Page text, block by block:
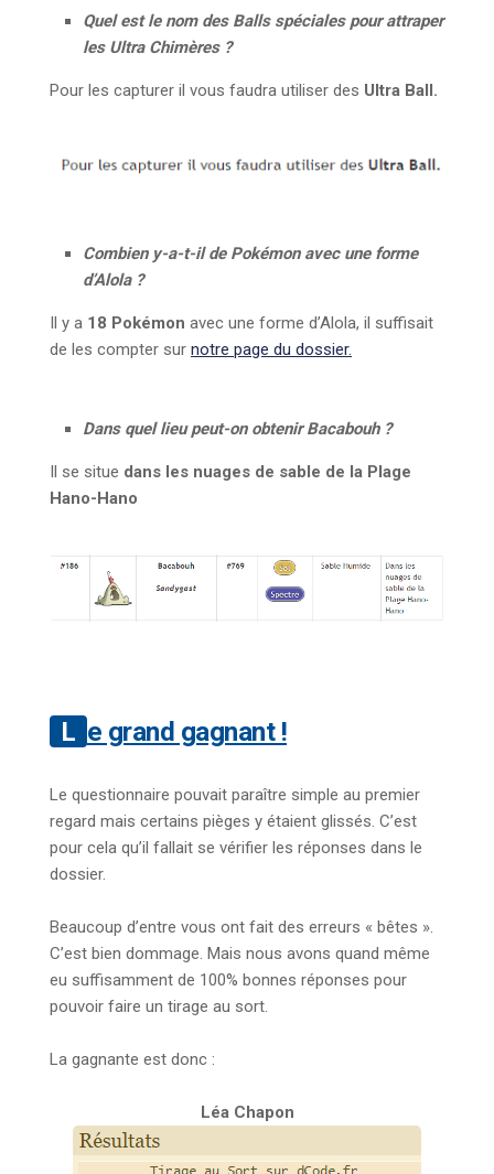
Quel est le nom des Balls spéciales pour attraper
les Ultra Chimères ?
Pour les capturer il vous faudra utiliser des Ultra Ball.
Combien y-a-t-il de Pokémon avec une forme
d’Alola ?
Il y a 18 Pokémon avec une forme d’Alola, il suffisait
de les compter sur notre page du dossier.
Dans quel lieu peut-on obtenir Bacabouh ?
Il se situe dans les nuages de sable de la Plage
Hano-Hano
Le grand gagnant !
Le questionnaire pouvait paraître simple au premier
regard mais certains pièges y étaient glissés. C’est
pour cela qu’il fallait se vérifier les réponses dans le
dossier.
Beaucoup d’entre vous ont fait des erreurs « bêtes ».
C’est bien dommage. Mais nous avons quand même
eu suffisamment de 100% bonnes réponses pour
pouvoir faire un tirage au sort.
La gagnante est donc :
Léa Chapon